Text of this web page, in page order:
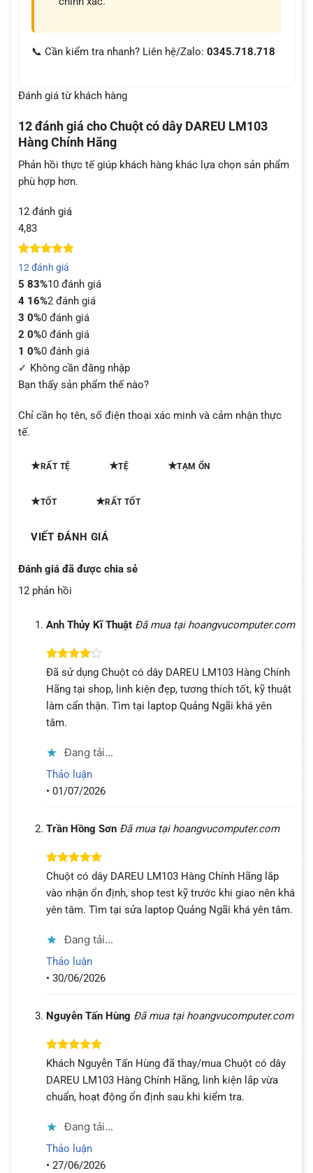
📞 Cần kiểm tra nhanh? Liên hệ/Zalo: 0345.718.718
Đánh giá từ khách hàng
12 đánh giá choChuột có dây DAREU LM103
Hàng Chính Hãng
Phản hồi thực tế giúp khách hàng khác lựa chọn sản phẩm
phù hợp hơn.
12 đánh giá
4,83
4.83trên 5
dựa trên
12
đánh giá
12 đánh giá
5 83%10 đánh giá
4 16%2 đánh giá
3 0%0 đánh giá
2 0%0 đánh giá
1 0%0 đánh giá
✓ Không cần đăng nhập
Bạn thấy sản phẩm thế nào?
Chỉ cần họ tên, số điện thoại xác minh và cảm nhận thực
tế.
★RẤT TỆ ★TỆ ★TẠM ỔN
★TỐT ★RẤT TỐT
VIẾT ĐÁNH GIÁ
Đánh giá đã được chia sẻ
12 phản hồi
Anh Thủy Kĩ Thuật Đã mua tại hoangvucomputer.com
Được
xếp hạng
45 sao
Đã sử dụng Chuột có dây DAREU LM103 Hàng Chính
Hãng tại shop, linh kiện đẹp, tương thích tốt, kỹ thuật
làm cẩn thận. Tìm tại laptop Quảng Ngãi khá yên
tâm.
Đang tải...
Thảo luận
• 01/07/2026
Trần Hồng Sơn Đã mua tại hoangvucomputer.com
Được xếp
hạng
sao
Chuột có dây DAREU LM103 Hàng Chính Hãng lắp
vào nhận ổn định, shop test kỹ trước khi giao nên khá
yên tâm. Tìm tại sửa laptop Quảng Ngãi khá yên tâm.
Đang tải...
Thảo luận
• 30/06/2026
Nguyễn Tấn Hùng Đã mua tại hoangvucomputer.com
Được xếp
5
sao
Khách Nguyễn Tấn Hùng đã thay/mua Chuột có dây
DAREU LM103 Hàng Chính Hãng, linh kiện lắp vừa
chuẩn, hoạt động ổn định sau khi kiểm tra.
Đang tải...
Thảo luận
• 27/06/2026